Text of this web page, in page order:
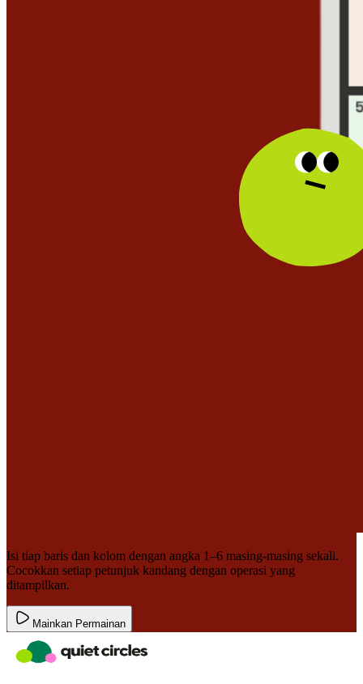
Isi tiap baris dan kolom dengan angka 1–6 masing-masing sekali.
Cocokkan setiap petunjuk kandang dengan operasi yang
ditampilkan.
Mainkan Permainan